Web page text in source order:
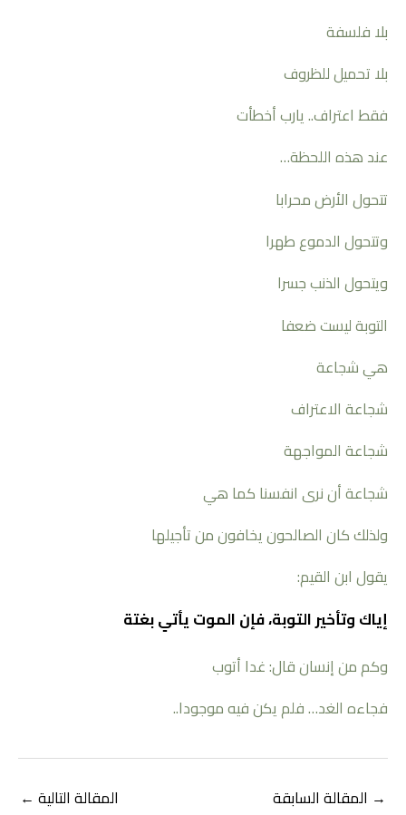
بلا فلسفة
بلا تحميل للظروف
فقط اعتراف.. يارب أخطأت
عند هذه اللحظة…
تتحول الأرض محرابا
وتتحول الدموع طهرا
ويتحول الذنب جسرا
التوبة ليست ضعفا
هي شجاعة
شجاعة الاعتراف
شجاعة المواجهة
شجاعة أن نرى انفسنا كما هي
ولذلك كان الصالحون يخافون من تأجيلها
يقول ابن القيم:
إياك وتأخير التوبة، فإن الموت يأتي بغتة
وكم من إنسان قال: غدا أتوب
فجاءه الغد… فلم يكن فيه موجودا..
→ المقالة السابقة المقالة التالية ←